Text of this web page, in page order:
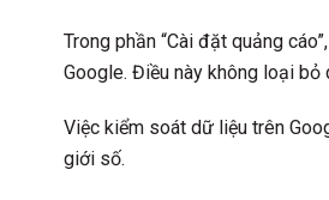
Trong phần “Cài đặt quảng
Google. Điều này không loại bỏ
Việc kiểm soát dữ liệu trên
giới số.